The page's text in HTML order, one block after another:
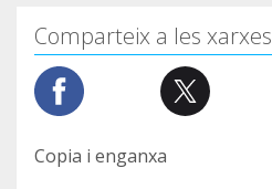
Comparteix a les xarxes
Copia i enganxa